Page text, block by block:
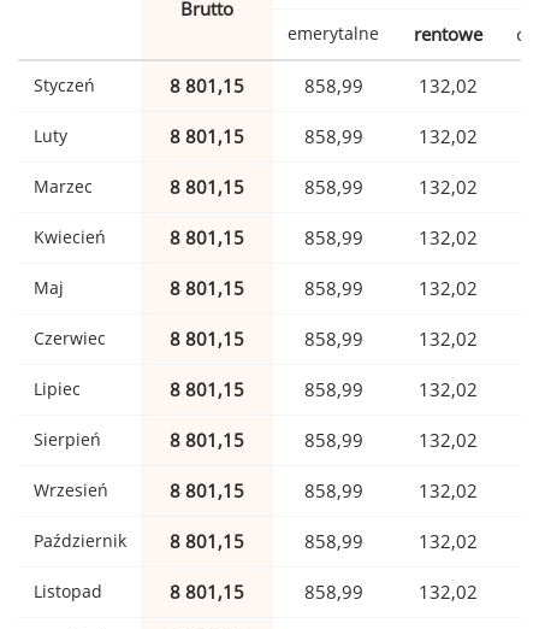
Brutto
emerytalne rentowe
Styczeń 8 801,15 858,99 132,02
Luty 8 801,15 858,99 132,02
Marzec 8 801,15 858,99 132,02
Kwiecień 8 801,15 858,99 132,02
Maj 8 801,15 858,99 132,02
Czerwiec 8 801,15 858,99 132,02
Lipiec 8 801,15 858,99 132,02
Sierpień 8 801,15 858,99 132,02
Wrzesień 8 801,15 858,99 132,02
Październik 8 801,15 858,99 132,02
Listopad 8 801,15 858,99 132,02